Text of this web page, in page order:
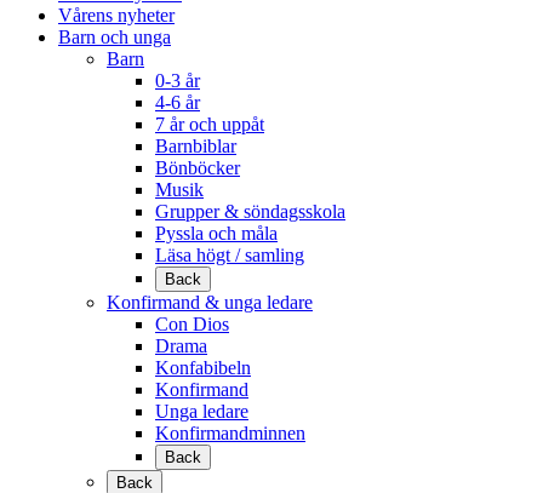
Vårens nyheter
Barn och unga
Barn
0-3 år
4-6 år
7 år och uppåt
Barnbiblar
Bönböcker
Musik
Grupper & söndagsskola
Pyssla och måla
Läsa högt / samling
Back
Konfirmand & unga ledare
Con Dios
Drama
Konfabibeln
Konfirmand
Unga ledare
Konfirmandminnen
Back
Back